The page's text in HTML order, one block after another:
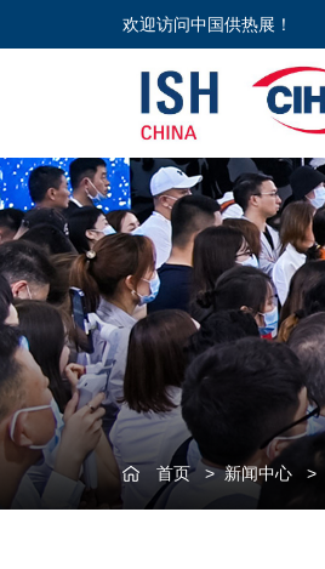
欢迎访问中国供热展！
首页>新闻中心>